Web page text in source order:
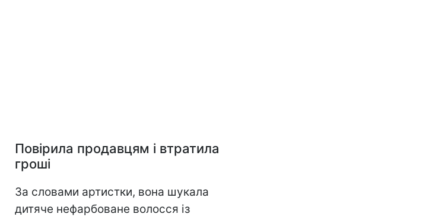
Повірила продавцям і втратила
гроші
За словами артистки, вона шукала
дитяче нефарбоване волосся із